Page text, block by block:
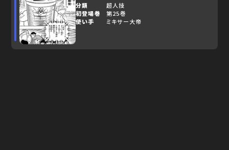
分類
超人技
初登場巻
第25巻
使い手
ミキサー大帝